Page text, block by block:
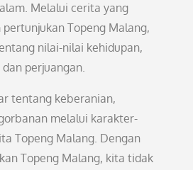
Melalui cerita yang
Topeng Malang,
nilai-nilai kehidupan,
perjuangan.
tentang keberanian,
melalui karakter-
Topeng Malang. Dengan
Topeng Malang, kita tidak